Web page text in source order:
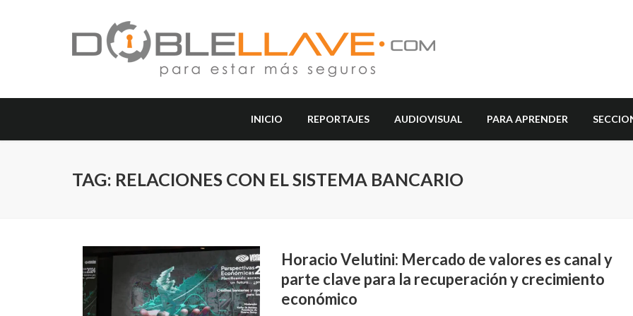
INICIO REPORTAJES AUDIOVISUAL PARA APRENDER
TAG: RELACIONES CON EL SISTEMA BANCARIO
Horacio Velutini: Mercado de valores es canal y
parte clave para la recuperación y crecimiento
económico